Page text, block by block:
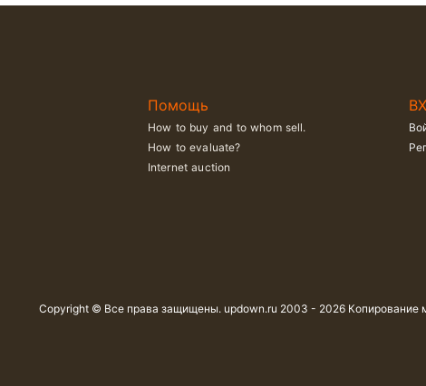
Помощь
How to buy and to whom sell.
How to evaluate?
Internet auction
Copyright © Все права защищены. updown.ru 2003 - 2026 Копирование